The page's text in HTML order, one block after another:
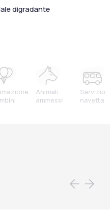
digradante
Animali
ammessi
Servizio
navetta